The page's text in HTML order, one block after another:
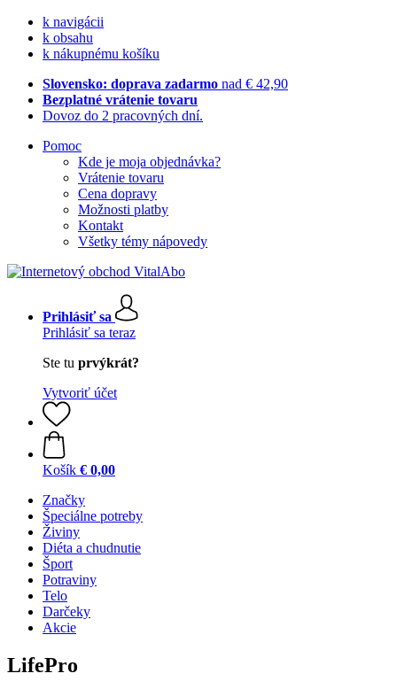
k navigácii
k obsahu
k nákupnému košíku
Slovensko: doprava zadarmo nad € 42,90
Bezplatné vrátenie tovaru
Dovoz do 2 pracovných dní.
Pomoc
Kde je moja objednávka?
Vrátenie tovaru
Cena dopravy
Možnosti platby
Kontakt
Všetky témy nápovedy
Prihlásiť sa
Prihlásiť sa teraz
Ste tu prvýkrát?
Vytvoriť účet
Košík € 0,00
Značky
Špeciálne potreby
Živiny
Diéta a chudnutie
Šport
Potraviny
Telo
Darčeky
Akcie
LifePro